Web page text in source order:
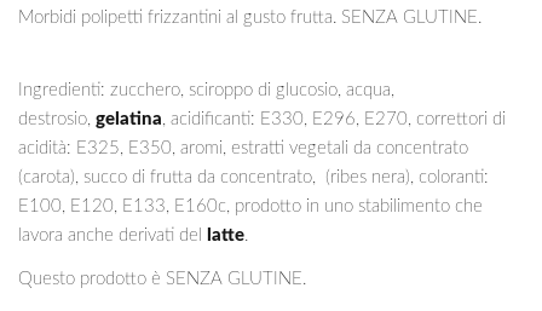
Morbidi polipetti frizzantini al gusto frutta. SENZA GLUTINE.
Ingredienti: zucchero, sciroppo di glucosio, acqua,
destrosio, gelatina, acidificanti: E330, E296, E270, correttori di
acidità: E325, E350, aromi, estratti vegetali da concentrato
(carota), succo di frutta da concentrato, (ribes nera), coloranti:
E100, E120, E133, E160c, prodotto in uno stabilimento che
lavora anche derivati del
latte.
Questo prodotto è SENZA GLUTINE.